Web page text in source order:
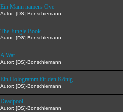
Ein Mann namens Ove
Autor: [DS]-Bonschiemann
The Jungle Book
Autor: [DS]-Bonschiemann
A War
Autor: [DS]-Bonschiemann
Ein Hologramm für den König
Autor: [DS]-Bonschiemann
Deadpool
Autor: [DS]-Bonschiemann